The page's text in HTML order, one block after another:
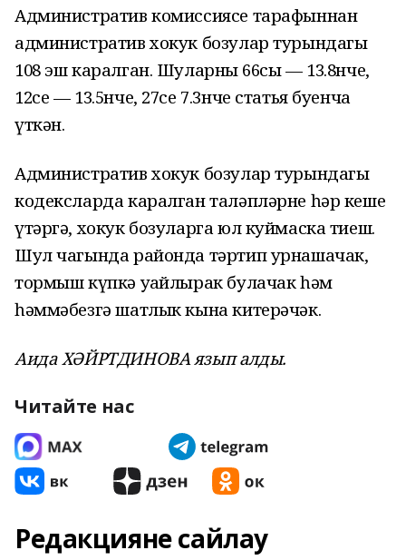
Административ комиссиясе тарафыннан
административ хокук бозулар турындагы
108 эш каралган. Шуларның 66сы — 13.8нче,
12се — 13.5нче, 27се 7.3нче статья буенча
үткән.
Административ хокук бозулар турындагы
кодексларда каралган таләпләрне һәр кеше
үтәргә, хокук бозуларга юл куймаска тиеш.
Шул чагында районда тәртип урнашачак,
тормыш күпкә уңайлырак булачак һәм
һәммәбезгә шатлык кына китерәчәк.
Аида ХӘЙРТДИНОВА язып алды.
Читайте нас
Редакцияне сайлау